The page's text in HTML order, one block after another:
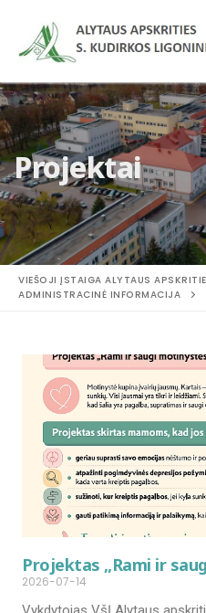
Projektai
VIEŠOJI ĮSTAIGA ALYTAUS
ADMINISTRACINĖ INFORMACIJA
Projektas „Rami ir
2026-07-14